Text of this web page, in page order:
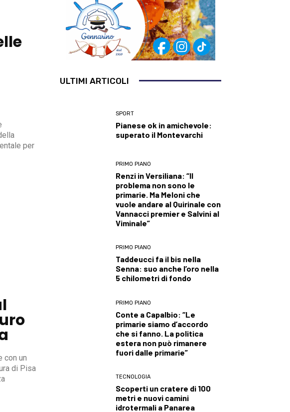
per
con un
di Pisa
ULTIMI ARTICOLI
SPORT
Pianese ok in amichevole:
superato il Montevarchi
PRIMO PIANO
Renzi in Versiliana: “Il
problema non sono le
primarie. Ma Meloni che
vuole andare al Quirinale con
Vannacci premier e Salvini al
Viminale”
PRIMO PIANO
Taddeucci fa il bis nella
Senna: suo anche l’oro nella
5 chilometri di fondo
PRIMO PIANO
Conte a Capalbio: “Le
primarie siamo d’accordo
che si fanno. La politica
estera non può rimanere
fuori dalle primarie”
TECNOLOGIA
Scoperti un cratere di 100
metri e nuovi camini
idrotermali a Panarea